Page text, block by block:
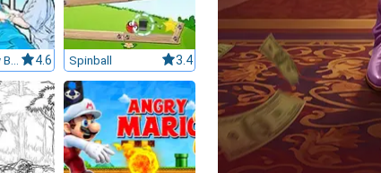
Operate Now Brain Surgery 4.6 Spinball 3.4